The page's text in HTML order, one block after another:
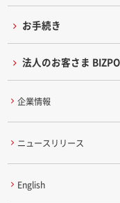
お手続き
法人のお客さま
企業情報
ニュースリリース
English